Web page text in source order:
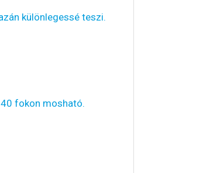
különlegessé teszi.
fokon mosható.